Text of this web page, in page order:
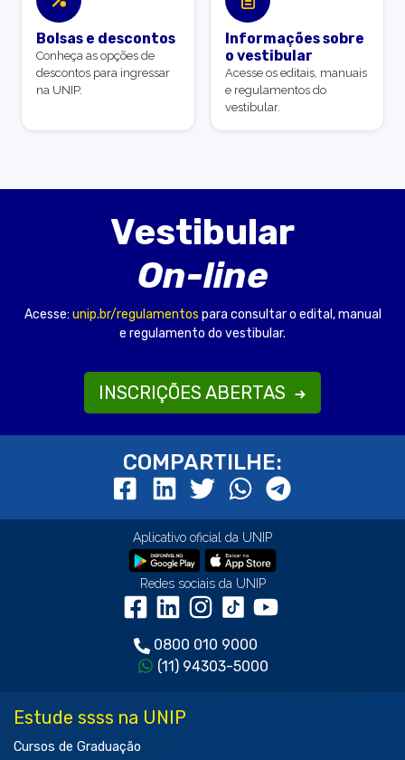
Bolsas e descontos
Conheça as opções de
descontos para ingressar
na UNIP.
Informações sobre
o vestibular
Acesse os editais, manuais
e regulamentos do
vestibular.
Vestibular
On-line
Acesse: unip.br/regulamentos para consultar o edital, manual
e regulamento do vestibular.
INSCRIÇÕES ABERTAS
COMPARTILHE:
Aplicativo oficial da UNIP
Redes sociais da UNIP
0800 010 9000
(11) 94303-5000
Estude ssss na UNIP
Cursos de Graduação